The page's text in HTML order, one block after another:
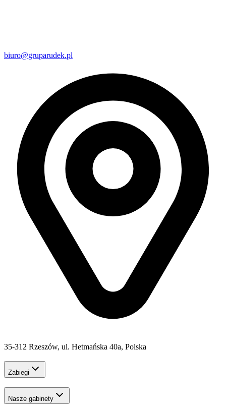
biuro@gruparudek.pl
35-312 Rzeszów, ul. Hetmańska 40a, Polska
Zabiegi
Nasze gabinety